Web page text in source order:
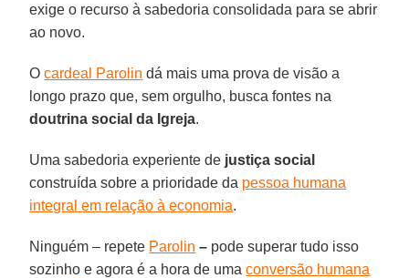
exige o recurso à sabedoria consolidada para se abrir
ao novo.
Ocardeal Parolin dá mais uma prova de visão a
longo prazo que, sem orgulho, busca fontes na
doutrina social da Igreja.
Uma sabedoria experiente de justiça social
construída sobre a prioridade da pessoa humana
integral em relação à economia.
Ninguém – repete Parolin – pode superar tudo isso
sozinho e agora é a hora de umaconversão humana